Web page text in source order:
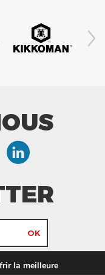
et les
la meilleure